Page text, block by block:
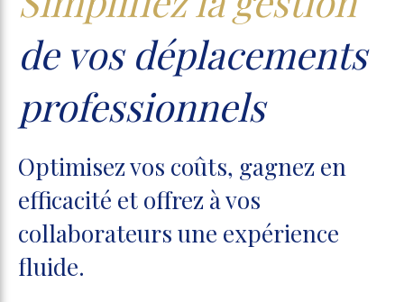
de vos déplacements
professionnels
Optimisez vos coûts, gagnez en
efficacité et offrez à vos
collaborateurs une expérience
fluide.